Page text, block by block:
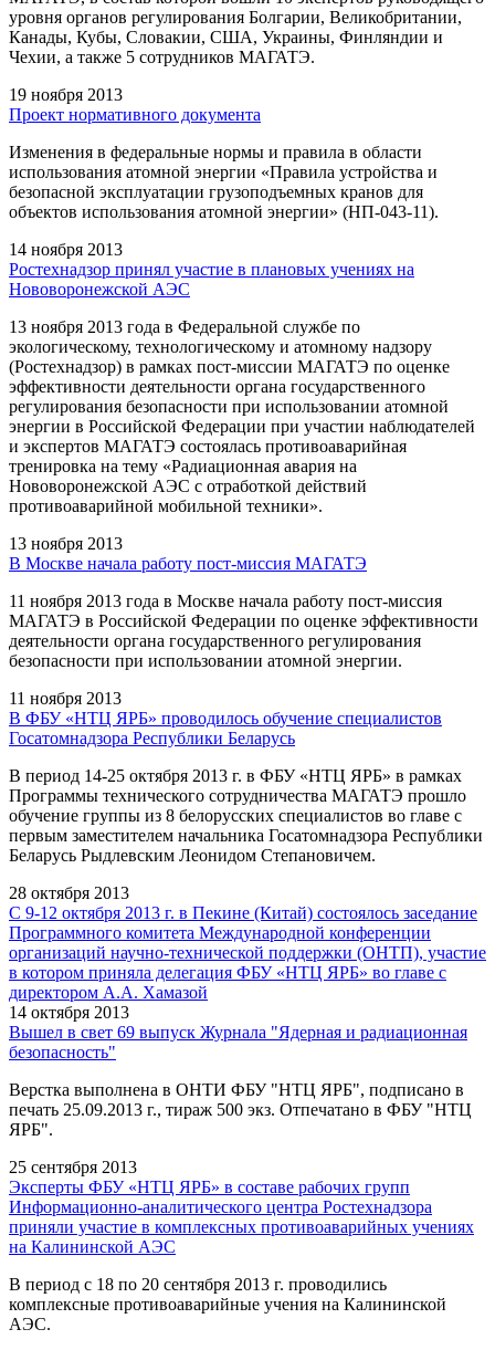
уровня органов регулирования Болгарии, Великобритании,
Канады, Кубы, Словакии, США, Украины, Финляндии и
Чехии, а также 5 сотрудников МАГАТЭ.
19 ноября 2013
Проект нормативного документа
Изменения в федеральные нормы и правила в области
использования атомной энергии «Правила устройства и
безопасной эксплуатации грузоподъемных кранов для
объектов использования атомной энергии» (НП-043-11).
14 ноября 2013
Ростехнадзор принял участие в плановых учениях на
Нововоронежской АЭС
13 ноября 2013 года в Федеральной службе по
экологическому, технологическому и атомному надзору
(Ростехнадзор) в рамках пост-миссии МАГАТЭ по оценке
эффективности деятельности органа государственного
регулирования безопасности при использовании атомной
энергии в Российской Федерации при участии наблюдателей
и экспертов МАГАТЭ состоялась противоаварийная
тренировка на тему «Радиационная авария на
Нововоронежской АЭС с отработкой действий
противоаварийной мобильной техники».
13 ноября 2013
В Москве начала работу пост-миссия МАГАТЭ
11 ноября 2013 года в Москве начала работу пост-миссия
МАГАТЭ в Российской Федерации по оценке эффективности
деятельности органа государственного регулирования
безопасности при использовании атомной энергии.
11 ноября 2013
В ФБУ «НТЦ ЯРБ» проводилось обучение специалистов
Госатомнадзора Республики Беларусь
В период 14-25 октября 2013 г. в ФБУ «НТЦ ЯРБ» в рамках
Программы технического сотрудничества МАГАТЭ прошло
обучение группы из 8 белорусских специалистов во главе с
первым заместителем начальника Госатомнадзора Республики
Беларусь Рыдлевским Леонидом Степановичем.
28 октября 2013
С 9-12 октября 2013 г. в Пекине (Китай) состоялось заседание
Программного комитета Международной конференции
организаций научно-технической поддержки (ОНТП), участие
в котором приняла делегация ФБУ «НТЦ ЯРБ» во главе с
директором А.А. Хамазой
14 октября 2013
Вышел в свет 69 выпуск Журнала "Ядерная и радиационная
безопасность"
Верстка выполнена в ОНТИ ФБУ "НТЦ ЯРБ", подписано в
печать 25.09.2013 г., тираж 500 экз. Отпечатано в ФБУ "НТЦ
ЯРБ".
25 сентября 2013
Эксперты ФБУ «НТЦ ЯРБ» в составе рабочих групп
Информационно-аналитического центра Ростехнадзора
приняли участие в комплексных противоаварийных учениях
на Калининской АЭС
В период с 18 по 20 сентября 2013 г. проводились
комплексные противоаварийные учения на Калининской
АЭС.